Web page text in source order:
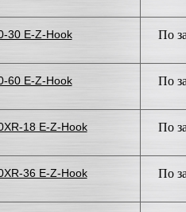
30 E-Z-Hook По
60 E-Z-Hook По
18 E-Z-Hook По
36 E-Z-Hook По